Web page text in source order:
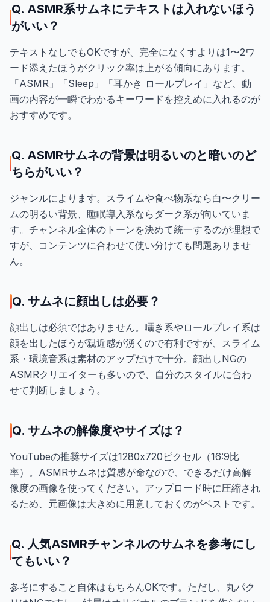
Q. ASMR系サムネにテキストは入れないほう
がいい？
テキストなしでもOKですが、完全になくすよりは1〜2ワ
ード添えたほうがクリック率は上がる傾向にあります。
「ASMR」「Sleep」「耳かき ロールプレイ」など、動
画の内容が一瞬でわかるキーワードを控えめに入れるのが
おすすめです。
Q. ASMRサムネの背景は明るいのと暗いのど
ちらがいい？
ジャンルによります。スライムや食べ物系なら白〜クリー
ムの明るい背景、睡眠導入系ならダーク系が向いていま
す。チャンネル全体のトーンを決めて統一するのが理想で
すが、コンテンツに合わせて使い分けても問題ありませ
ん。
Q. サムネに顔出しは必要？
顔出しは必須ではありません。囁き系やロールプレイ系は
顔を出したほうが親近感が湧くので有利ですが、スライム
系・環境音系は素材のアップだけで十分。顔出しNGの
ASMRクリエイターも多いので、自分のスタイルに合わ
せて判断しましょう。
Q. サムネの解像度やサイズは？
YouTubeの推奨サイズは1280x720ピクセル（16:9比
率）。ASMRサムネは質感が命なので、できるだけ高解
像度の画像を使ってください。アップロード時に圧縮され
るため、元画像は大きめに用意しておくのがベストです。
Q. 人気ASMRチャンネルのサムネを参考にし
てもいい？
参考にすること自体はもちろんOKです。ただし、丸パク